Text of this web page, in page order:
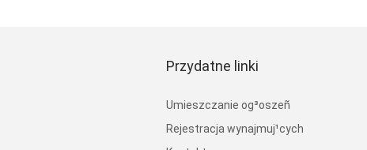
Przydatne linki
Umieszczanie og³oszeñ
Rejestracja wynajmuj¹cych